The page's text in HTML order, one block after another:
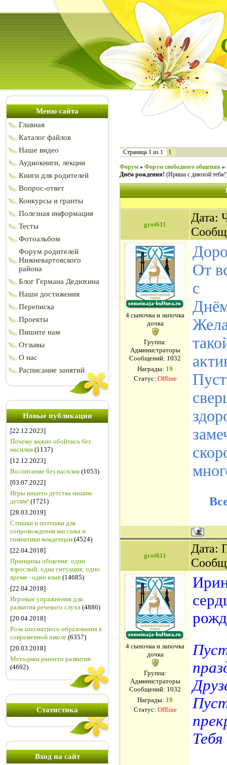
Меню сайта
Главная
Каталог файлов
Наше видео
Аудиокниги, лекции
Книги для родителей
Вопрос-ответ
Конкурсы и гранты
Полезная информация
Тесты
Фотоальбом
Форум родителей
Нижневартовского
района
Блог Германа Дедюхина
Наши достижения
Переписка
Проекты
Пишите нам
Отзывы
О нас
Расписание занятий
Новые публикации
[22.12.2023]
Почему важно обойтись без
насилия (1137)
[12.12.2023]
Воспитание без насилия (1053)
[03.07.2022]
Игры нашего детства нашим
детям! (1721)
[28.03.2019]
Стишки и потешки для
сопровождения массажа и
гимнатики младенцам (4524)
[22.04.2018]
Принципы общения: один
взрослый; одна ситуация; одно
время - один язык(14685)
[22.04.2018]
Игровые упражнения для
развития речевого слуха (4886)
[20.04.2018]
Роль шахматного образования в
современной школе (6357)
[20.03.2018]
Методики раннего развития
(4692)
Статистика
Вход на сайт
Страница 1 из 1 1
Форум » Форум свободного общения »
Днём рождения! (Ириша с днюхой
grot611
Дата:
4 сыночка и лапочка
дочка
Группа:
Администраторы
Сообщений: 1032
Награды: 19
Статус: Offline
От
с
grot611
Дата:
4 сыночка и лапочка
дочка
Группа:
Администраторы
Сообщений: 1032
Награды: 19
Статус: Offline